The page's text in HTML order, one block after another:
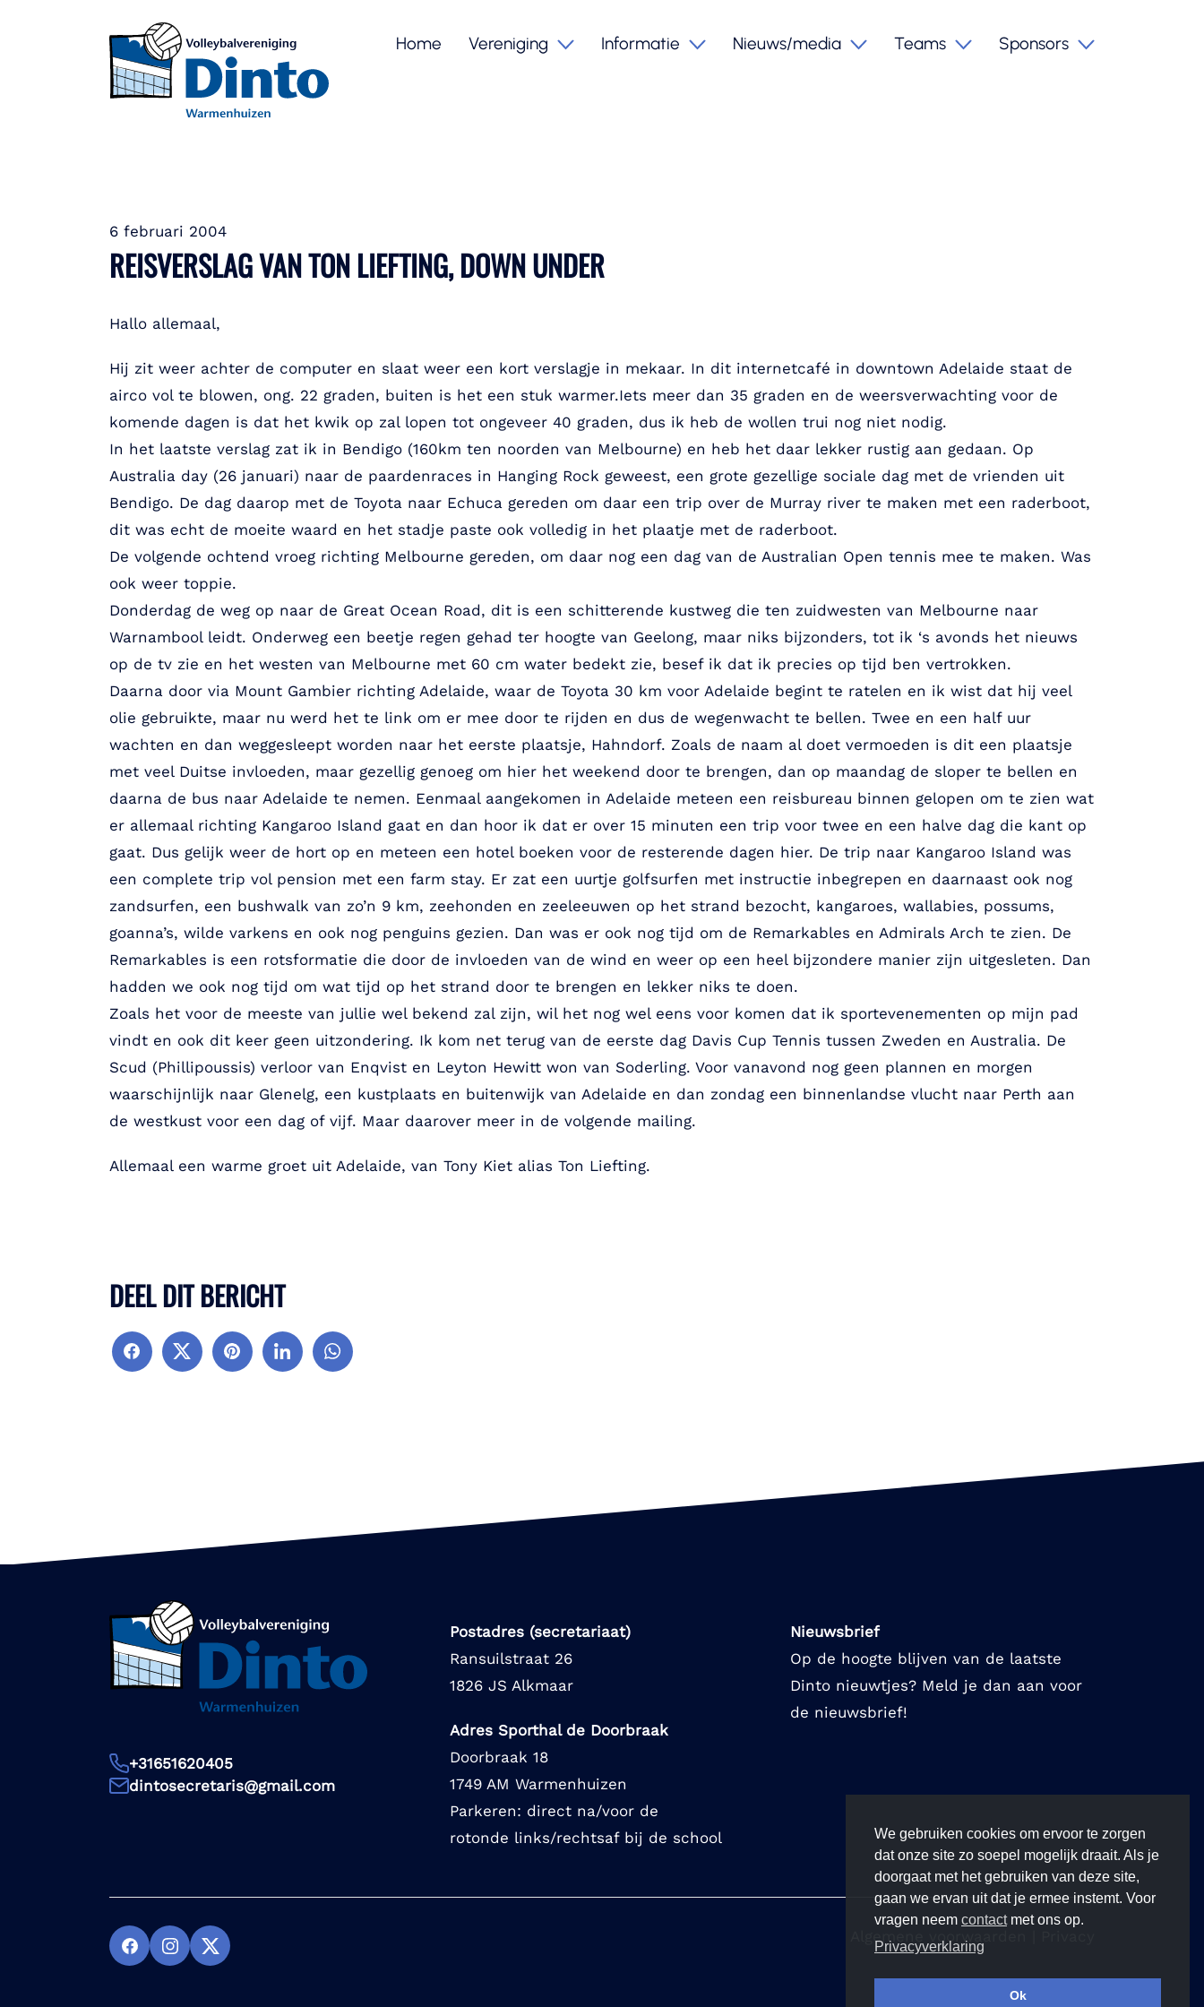
Home Vereniging Informatie Nieuws/media Teams Sponsors
6 februari 2004
REISVERSLAG VAN TON LIEFTING, DOWN UNDER
Hallo allemaal,
Hij zit weer achter de computer en slaat weer een kort verslagje in mekaar. In dit internetcafé in downtown Adelaide staat de
airco vol te blowen, ong. 22 graden, buiten is het een stuk warmer.Iets meer dan 35 graden en de weersverwachting voor de
komende dagen is dat het kwik op zal lopen tot ongeveer 40 graden, dus ik heb de wollen trui nog niet nodig.
In het laatste verslag zat ik in Bendigo (160km ten noorden van Melbourne) en heb het daar lekker rustig aan gedaan. Op
Australia day (26 januari) naar de paardenraces in Hanging Rock geweest, een grote gezellige sociale dag met de vrienden uit
Bendigo. De dag daarop met de Toyota naar Echuca gereden om daar een trip over de Murray river te maken met een raderboot,
dit was echt de moeite waard en het stadje paste ook volledig in het plaatje met de raderboot.
De volgende ochtend vroeg richting Melbourne gereden, om daar nog een dag van de Australian Open tennis mee te maken. Was
ook weer toppie.
Donderdag de weg op naar de Great Ocean Road, dit is een schitterende kustweg die ten zuidwesten van Melbourne naar
Warnambool leidt. Onderweg een beetje regen gehad ter hoogte van Geelong, maar niks bijzonders, tot ik ‘s avonds het nieuws
op de tv zie en het westen van Melbourne met 60 cm water bedekt zie, besef ik dat ik precies op tijd ben vertrokken.
Daarna door via Mount Gambier richting Adelaide, waar de Toyota 30 km voor Adelaide begint te ratelen en ik wist dat hij veel
olie gebruikte, maar nu werd het te link om er mee door te rijden en dus de wegenwacht te bellen. Twee en een half uur
wachten en dan weggesleept worden naar het eerste plaatsje, Hahndorf. Zoals de naam al doet vermoeden is dit een plaatsje
met veel Duitse invloeden, maar gezellig genoeg om hier het weekend door te brengen, dan op maandag de sloper te bellen en
daarna de bus naar Adelaide te nemen. Eenmaal aangekomen in Adelaide meteen een reisbureau binnen gelopen om te zien wat
er allemaal richting Kangaroo Island gaat en dan hoor ik dat er over 15 minuten een trip voor twee en een halve dag die kant op
gaat. Dus gelijk weer de hort op en meteen een hotel boeken voor de resterende dagen hier. De trip naar Kangaroo Island was
een complete trip vol pension met een farm stay. Er zat een uurtje golfsurfen met instructie inbegrepen en daarnaast ook nog
zandsurfen, een bushwalk van zo’n 9 km, zeehonden en zeeleeuwen op het strand bezocht, kangaroes, wallabies, possums,
goanna’s, wilde varkens en ook nog penguins gezien. Dan was er ook nog tijd om de Remarkables en Admirals Arch te zien. De
Remarkables is een rotsformatie die door de invloeden van de wind en weer op een heel bijzondere manier zijn uitgesleten. Dan
hadden we ook nog tijd om wat tijd op het strand door te brengen en lekker niks te doen.
Zoals het voor de meeste van jullie wel bekend zal zijn, wil het nog wel eens voor komen dat ik sportevenementen op mijn pad
vindt en ook dit keer geen uitzondering. Ik kom net terug van de eerste dag Davis Cup Tennis tussen Zweden en Australia. De
Scud (Phillipoussis) verloor van Enqvist en Leyton Hewitt won van Soderling. Voor vanavond nog geen plannen en morgen
waarschijnlijk naar Glenelg, een kustplaats en buitenwijk van Adelaide en dan zondag een binnenlandse vlucht naar Perth aan
de westkust voor een dag of vijf. Maar daarover meer in de volgende mailing.
Allemaal een warme groet uit Adelaide, van Tony Kiet alias Ton Liefting.
DEEL DIT BERICHT
+31651620405
dintosecretaris@gmail.com
Postadres (secretariaat)
Ransuilstraat 26
1826 JS Alkmaar
Adres Sporthal de Doorbraak
Doorbraak 18
1749 AM Warmenhuizen
Parkeren: direct na/voor de
rotonde links/rechtsaf bij de school
Nieuwsbrief
Op de hoogte blijven van de laatste
Dinto nieuwtjes? Meld je dan aan voor
de nieuwsbrief!
Algemene voorwaarden
We gebruiken cookies om ervoor te zorgen
dat onze site zo soepel mogelijk draait. Als je
doorgaat met het gebruiken van deze site,
gaan we ervan uit dat je ermee instemt. Voor
vragen neem contactmet ons op.
Privacyverklaring
Ok